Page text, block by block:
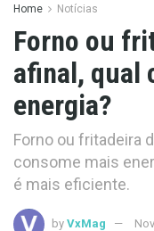
Home Notícias
Forno ou
afinal, qual
energia?
Forno ou fritadeira
consome mais
é mais eficiente.
by VxMag